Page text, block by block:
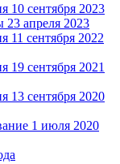
10 сентября 2023
апреля 2023
11 сентября 2022
19 сентября 2021
13 сентября 2020
1 июля 2020